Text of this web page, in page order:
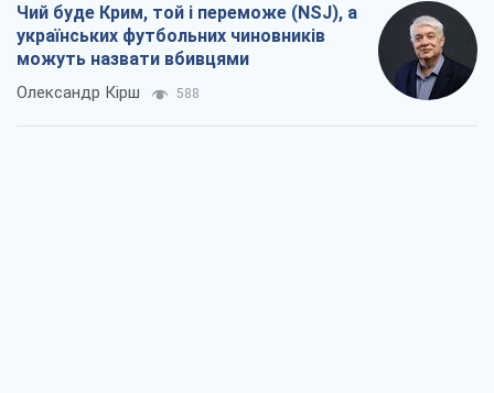
Чий буде Крим, той і переможе (NSJ), а
українських футбольних чиновників
можуть назвати вбивцями
Олександр Кірш 588